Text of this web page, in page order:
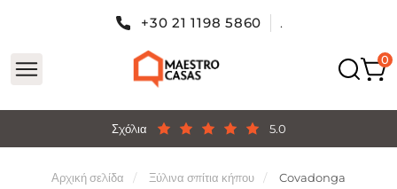
Σχόλια 5.0
+30 21 1198 5860 .
Αρχική σελίδα Ξύλινα σπίτια κήπου Covadonga